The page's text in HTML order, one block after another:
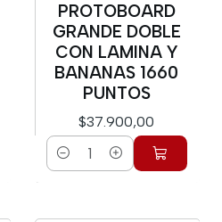
PROTOBOARD
GRANDE DOBLE
CON LAMINA Y
BANANAS 1660
PUNTOS
$37.900,00
Cantidad